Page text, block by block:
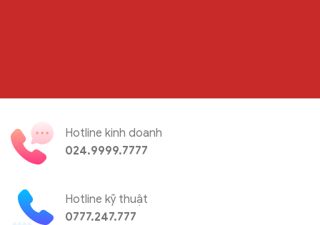
Hotline kinh doanh
024.9999.7777
Hotline kỹ thuật
0777.247.777